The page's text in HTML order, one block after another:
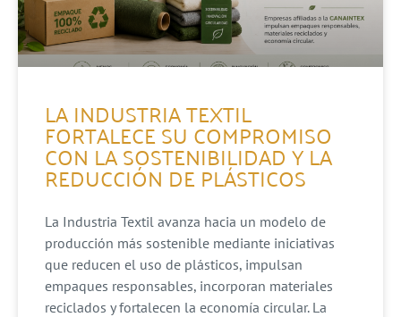
LA INDUSTRIA TEXTIL
FORTALECE SU COMPROMISO
CON LA SOSTENIBILIDAD Y LA
REDUCCIÓN DE PLÁSTICOS
La Industria Textil avanza hacia un modelo de
producción más sostenible mediante iniciativas
que reducen el uso de plásticos, impulsan
empaques responsables, incorporan materiales
reciclados y fortalecen la economía circular. La